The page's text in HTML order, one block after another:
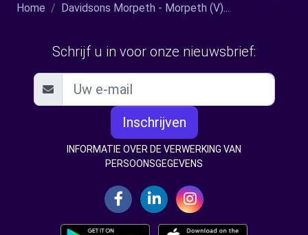
Home Davidsons Morpeth - Morpeth (V)...
Schrijf u in voor onze nieuwsbrief:
Inschrijven
INFORMATIE OVER DE VERWERKING VAN
PERSOONSGEGEVENS